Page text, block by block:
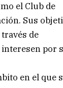
el Club de
Sus
de
por
en el que